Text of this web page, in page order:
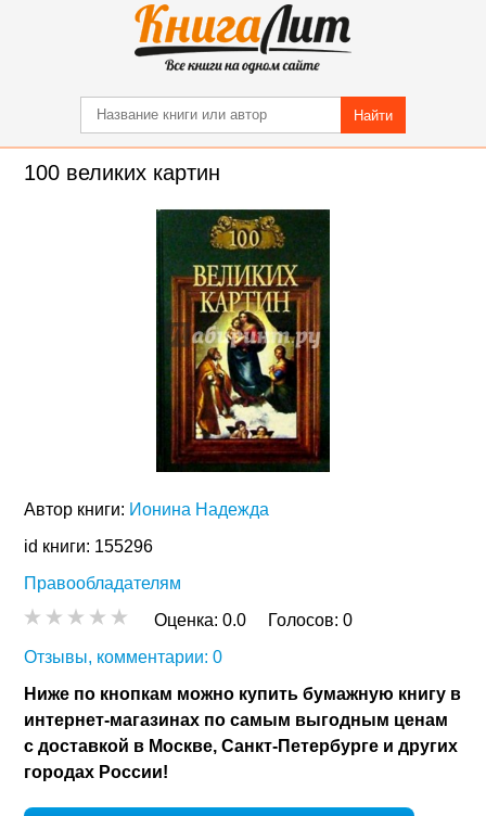
Найти
100 великих картин
Автор книги: Ионина Надежда
id книги: 155296
Правообладателям
Оценка:0.0 Голосов:0
Отзывы, комментарии: 0
Ниже по кнопкам можно купить бумажную книгу в
интернет-магазинах по самым выгодным ценам
с доставкой в Москве, Санкт-Петербурге и других
городах России!